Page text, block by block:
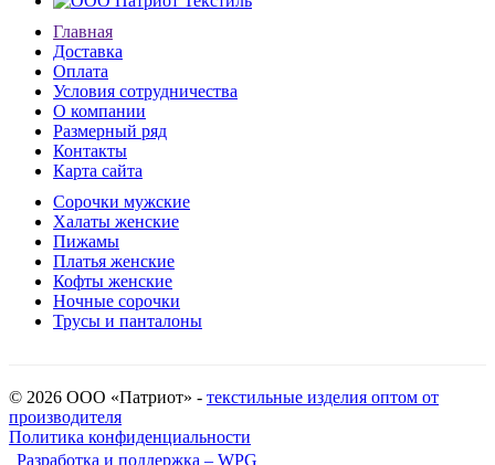
Главная
Доставка
Оплата
Условия сотрудничества
О компании
Размерный ряд
Контакты
Карта сайта
Сорочки мужские
Халаты женские
Пижамы
Платья женские
Кофты женские
Ночные сорочки
Трусы и панталоны
© 2026 ООО «Патриот» - текстильные изделия оптом от
производителя
Политика конфиденциальности
Разработка и поддержка – WPG